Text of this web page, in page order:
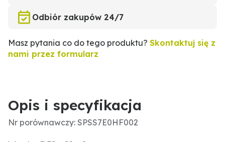
Odbiór zakupów 24/7
Masz pytania co do tego produktu? Skontaktuj się z
nami przez formularz
Opis i specyfikacja
Nr porównawczy: SPSS7E0HF002